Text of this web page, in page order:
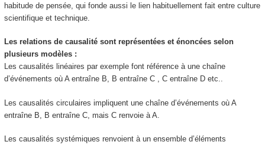
habitude de pensée, qui fonde aussi le lien habituellement fait entre culture
scientifique et technique.
Les relations de causalité sont représentées et énoncées selon
plusieurs modèles :
Les causalités linéaires par exemple font référence à une chaîne
d’événements où A entraîne B, B entraîne C , C entraîne D etc..
Les causalités circulaires impliquent une chaîne d’événements où A
entraîne B, B entraîne C, mais C renvoie à A.
Les causalités systémiques renvoient à un ensemble d’éléments